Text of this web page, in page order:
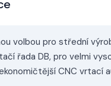
volbou pro střední
řada DB, pro velmi
CNC vrtací